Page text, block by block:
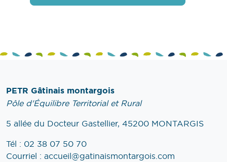
PETR Gâtinais montargois
Pôle d'Équilibre Territorial et Rural
5 allée du Docteur Gastellier, 45200 MONTARGIS
Tél : 02 38 07 50 70
Courriel : accueil@gatinaismontargois.com